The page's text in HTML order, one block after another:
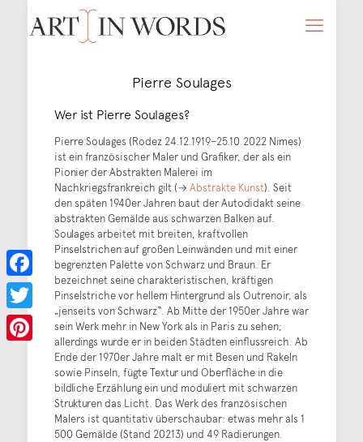
Pierre Soulages
Wer ist Pierre Soulages?
Pierre Soulages (Rodez 24.12.1919–25.10.2022 Nimes)
ist ein französischer Maler und Grafiker, der als ein
Pionier der Abstrakten Malerei im
Nachkriegsfrankreich gilt (→ Abstrakte Kunst). Seit
den späten 1940er Jahren baut der Autodidakt seine
abstrakten Gemälde aus schwarzen Balken auf.
Soulages arbeitet mit breiten, kraftvollen
Pinselstrichen auf großen Leinwänden und mit einer
begrenzten Palette von Schwarz und Braun. Er
bezeichnet seine charakteristischen, kräftigen
Pinselstriche vor hellem Hintergrund als Outrenoir, als
„jenseits von Schwarz“. Ab Mitte der 1950er Jahre war
sein Werk mehr in New York als in Paris zu sehen;
allerdings wurde er in beiden Städten einflussreich. Ab
Ende der 1970er Jahre malt er mit Besen und Rakeln
sowie Pinseln, fügte Textur und Oberfläche in die
bildliche Erzählung ein und moduliert mit schwarzen
Strukturen das Licht. Das Werk des französischen
Malers ist quantitativ überschaubar: etwas mehr als 1
500 Gemälde (Stand 20213) und 49 Radierungen.
Facebook
Twitter